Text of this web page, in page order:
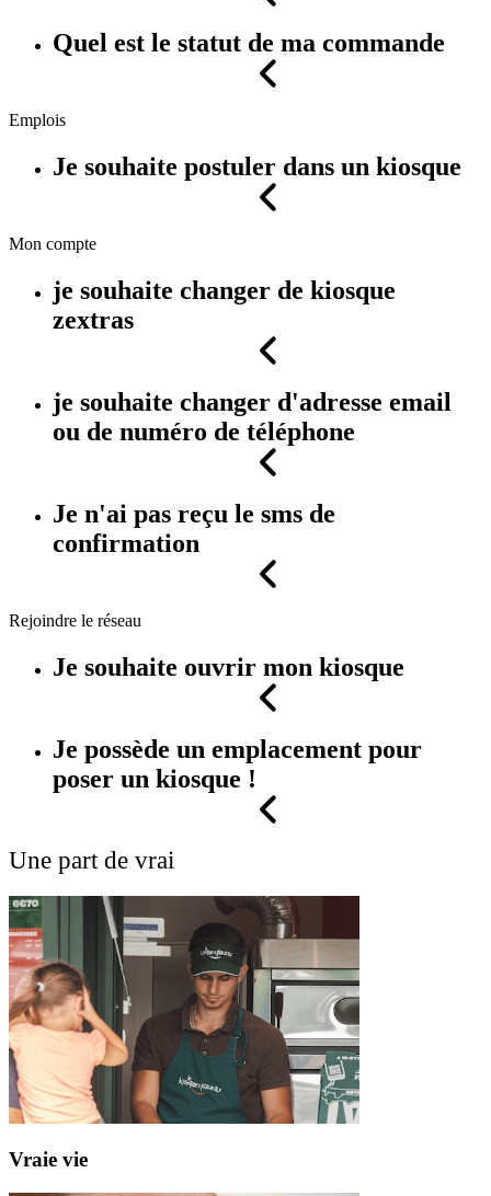
Quel est le statut de ma commande
Emplois
Je souhaite postuler dans un kiosque
Mon compte
je souhaite changer de kiosque
zextras
je souhaite changer d'adresse email
ou de numéro de téléphone
Je n'ai pas reçu le sms de
confirmation
Rejoindre le réseau
Je souhaite ouvrir mon kiosque
Je possède un emplacement pour
poser un kiosque !
Une part de vrai
Vraie vie